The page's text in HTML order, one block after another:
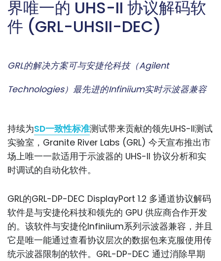
界唯一的 UHS-II 协议解码软
件 (GRL-UHSII-DEC)
GRL的解决方案可与安捷伦科技（Agilent
Technologies）最先进的Infiniium实时示波器兼容
持续为SD一致性标准测试带来贡献的领先UHS-II测试
实验室，Granite River Labs (GRL) 今天宣布推出市
场上唯一一款适用于示波器的 UHS-II 协议分析和实
时调试的自动化软件。
GRL的GRL-DP-DEC DisplayPort 1.2 多通道协议解码
软件是与安捷伦科技和领先的 GPU 供应商合作开发
的。该软件与安捷伦Infiniium系列示波器兼容，并且
它是唯一能通过查看协议层次的数据包来克服使用传
统示波器限制的软件。GRL-DP-DEC 通过消除早期